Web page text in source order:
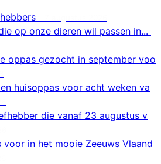
op onze dieren wil passen in...
oppas gezocht in september voo
huisoppas voor acht weken va
die vanaf 23 augustus v
in het mooie Zeeuws Vlaand